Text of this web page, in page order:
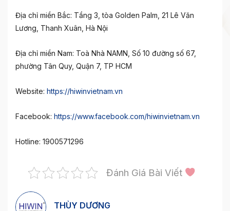
Địa chỉ miền Bắc: Tầng 3, tòa Golden Palm, 21 Lê Văn
Lương, Thanh Xuân, Hà Nội
Địa chỉ miền Nam: Toà Nhà NAMN, Số 10 đường số 67,
phường Tân Quy, Quận 7, TP HCM
Website: https://hiwinvietnam.vn
Facebook: https://www.facebook.com/hiwinvietnam.vn
Hotline: 1900571296
Đánh Giá Bài Viết
THÙY DƯƠNG